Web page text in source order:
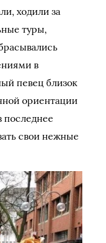
ходили за
туры,
в
певец близок
ориентации
последнее
свои нежные